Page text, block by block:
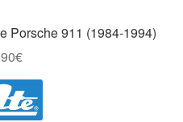
Porsche 911 (1984-1994)
€